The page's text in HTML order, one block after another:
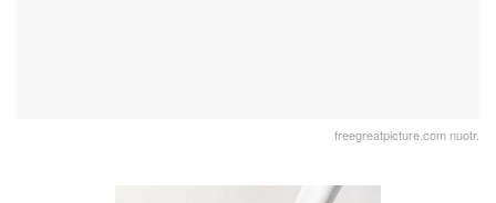
freegreatpicture.com nuotr.